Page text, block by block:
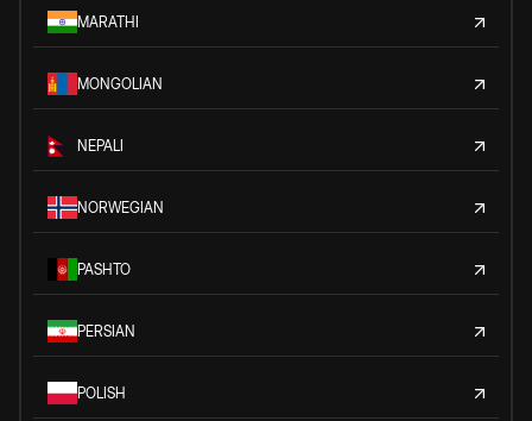
MARATHI
MONGOLIAN
NEPALI
NORWEGIAN
PASHTO
PERSIAN
POLISH